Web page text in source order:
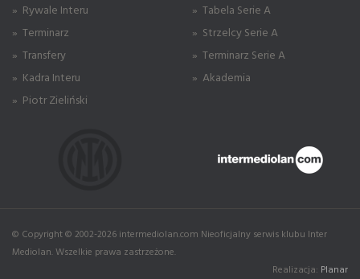
» Rywale Interu
» Terminarz
» Transfery
» Kadra Interu
» Piotr Zieliński
» Tabela Serie A
» Strzelcy Serie A
» Terminarz Serie A
» Akademia
© Copyright © 2002-2026 intermediolan.com Nieoficjalny serwis klubu Inter
Mediolan. Wszelkie prawa zastrzeżone.
Realizacja: Planar